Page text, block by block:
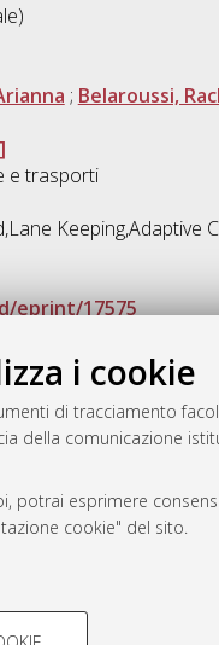
i cookie
di tracciamento
della comunicazione
potrai esprimere
cookie" del sito.
TECNICI -
; Belaroussi,
e trasporti
Keeping,Adaptive
eprint/17575